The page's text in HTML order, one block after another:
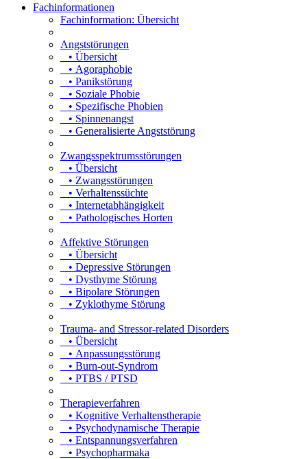
Fachinformationen
Fachinformation: Übersicht
Angststörungen
• Übersicht
• Agoraphobie
• Panikstörung
• Soziale Phobie
• Spezifische Phobien
• Spinnenangst
• Generalisierte Angststörung
Zwangsspektrumsstörungen
• Übersicht
• Zwangsstörungen
• Verhaltenssüchte
• Internetabhängigkeit
• Pathologisches Horten
Affektive Störungen
• Übersicht
• Depressive Störungen
• Dysthyme Störung
• Bipolare Störungen
• Zyklothyme Störung
Trauma- and Stressor-related Disorders
• Übersicht
• Anpassungsstörung
• Burn-out-Syndrom
• PTBS / PTSD
Therapieverfahren
• Kognitive Verhaltenstherapie
• Psychodynamische Therapie
• Entspannungsverfahren
• Psychopharmaka